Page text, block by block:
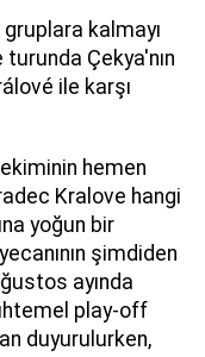
kalmayı
Çekya'nın
ile karşı
hemen
Kralove hangi
yoğun bir
şimdiden
ayında
play-off
duyurulurken,